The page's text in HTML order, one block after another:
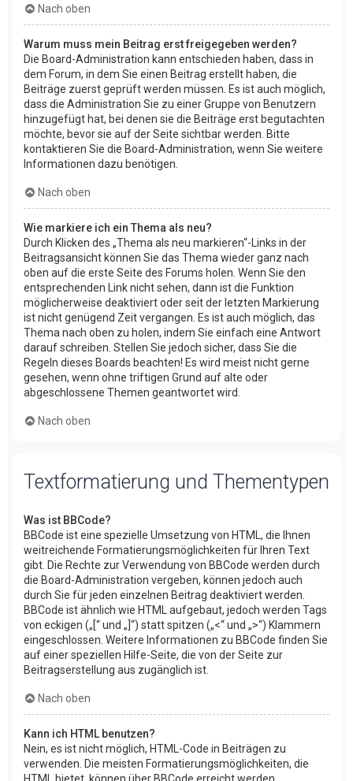
Nach oben
Warum muss mein Beitrag erst freigegeben werden?
Die Board-Administration kann entschieden haben, dass in
dem Forum, in dem Sie einen Beitrag erstellt haben, die
Beiträge zuerst geprüft werden müssen. Es ist auch möglich,
dass die Administration Sie zu einer Gruppe von Benutzern
hinzugefügt hat, bei denen sie die Beiträge erst begutachten
möchte, bevor sie auf der Seite sichtbar werden. Bitte
kontaktieren Sie die Board-Administration, wenn Sie weitere
Informationen dazu benötigen.
Nach oben
Wie markiere ich ein Thema als neu?
Durch Klicken des „Thema als neu markieren“-Links in der
Beitragsansicht können Sie das Thema wieder ganz nach
oben auf die erste Seite des Forums holen. Wenn Sie den
entsprechenden Link nicht sehen, dann ist die Funktion
möglicherweise deaktiviert oder seit der letzten Markierung
ist nicht genügend Zeit vergangen. Es ist auch möglich, das
Thema nach oben zu holen, indem Sie einfach eine Antwort
darauf schreiben. Stellen Sie jedoch sicher, dass Sie die
Regeln dieses Boards beachten! Es wird meist nicht gerne
gesehen, wenn ohne triftigen Grund auf alte oder
abgeschlossene Themen geantwortet wird.
Nach oben
Textformatierung und Thementypen
Was ist BBCode?
BBCode ist eine spezielle Umsetzung von HTML, die Ihnen
weitreichende Formatierungsmöglichkeiten für Ihren Text
gibt. Die Rechte zur Verwendung von BBCode werden durch
die Board-Administration vergeben, können jedoch auch
durch Sie für jeden einzelnen Beitrag deaktiviert werden.
BBCode ist ähnlich wie HTML aufgebaut, jedoch werden Tags
von eckigen („[“ und „]“) statt spitzen („<“ und „>“) Klammern
eingeschlossen. Weitere Informationen zu BBCode finden Sie
auf einer speziellen Hilfe-Seite, die von der Seite zur
Beitragserstellung aus zugänglich ist.
Nach oben
Kann ich HTML benutzen?
Nein, es ist nicht möglich, HTML-Code in Beiträgen zu
verwenden. Die meisten Formatierungsmöglichkeiten, die